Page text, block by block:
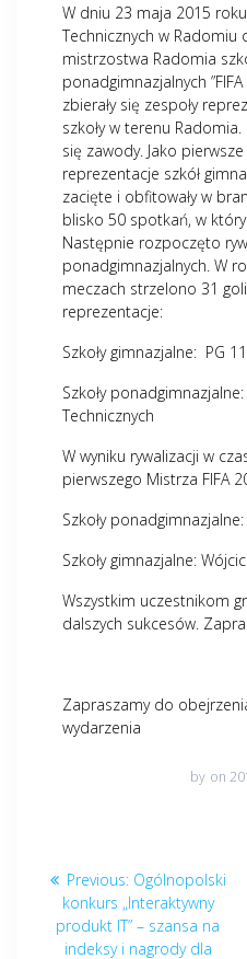
W dniu 23 maja 2015
Technicznych w Radomiu
mistrzostwa Radomia
ponadgimnazjalnych
zbierały się zespoły
szkoły w terenu
się zawody. Jako
reprezentacje szkół
zacięte i obfitowały w
blisko 50 spotkań, w
Następnie rozpoczęto
ponadgimnazjalnych. W
meczach strzelono 31
reprezentacje:
Szkoły gimnazjalne: PG
Szkoły
Technicznych
W wyniku rywalizacji w
pierwszego Mistrza FIFA
Szkoły
Szkoły gimnazjalne:
Wszystkim uczestnikom
dalszych sukcesów.
Zapraszamy do
wydarzenia
by on
Nawigacja
wpisu
Previous: Previous
post:
Ogólnopolski
konkurs „Interaktywny
produkt IT” – szansa na
indeksy i nagrody dla